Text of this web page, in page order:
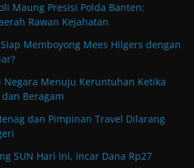
Maung Presisi Polda Banten:
Rawan Kejahatan
Memboyong Mees Hilgers dengan
Menuju Keruntuhan Ketika
Beragam
dan Pimpinan Travel Dilarang
SUN Hari Ini, Incar Dana Rp27